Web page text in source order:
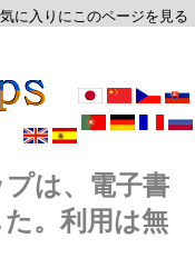
に入りにこのページを見る
は、電子書
。利用は無